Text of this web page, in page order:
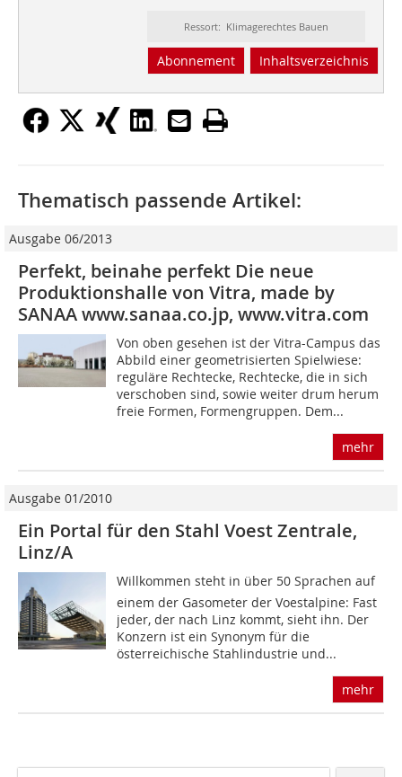
Ressort: Klimagerechtes Bauen
Abonnement Inhaltsverzeichnis
Thematisch passende Artikel:
Ausgabe 06/2013
Perfekt, beinahe perfekt Die neue
Produktionshalle von Vitra, made by
SANAA www.sanaa.co.jp, www.vitra.com
Von oben gesehen ist der Vitra-Campus das
Abbild einer geometrisierten Spielwiese:
reguläre Rechtecke, Rechtecke, die in sich
verschoben sind, sowie weiter drum herum
freie Formen, Formengruppen. Dem...
mehr
Ausgabe 01/2010
Ein Portal für den Stahl Voest Zentrale,
Linz/A
Willkommen steht in über 50 Sprachen auf
einem der Gasometer der Voestalpine: Fast
jeder, der nach Linz kommt, sieht ihn. Der
Konzern ist ein Synonym für die
österreichische Stahlindustrie und...
mehr